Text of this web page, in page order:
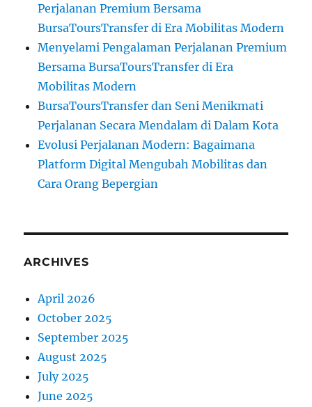
Perjalanan Premium Bersama
BursaToursTransfer di Era Mobilitas Modern
Menyelami Pengalaman Perjalanan Premium
Bersama BursaToursTransfer di Era
Mobilitas Modern
BursaToursTransfer dan Seni Menikmati
Perjalanan Secara Mendalam di Dalam Kota
Evolusi Perjalanan Modern: Bagaimana
Platform Digital Mengubah Mobilitas dan
Cara Orang Bepergian
ARCHIVES
April 2026
October 2025
September 2025
August 2025
July 2025
June 2025